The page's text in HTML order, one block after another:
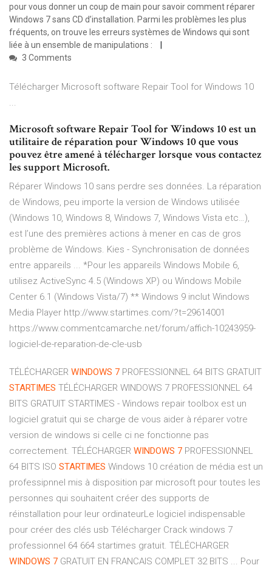
pour vous donner un coup de main pour savoir comment réparer
Windows 7 sans CD d’installation. Parmi les problèmes les plus
fréquents, on trouve les erreurs systèmes de Windows qui sont
liée à un ensemble de manipulations :
3 Comments
Télécharger Microsoft software Repair Tool for Windows 10
...
Microsoft software Repair Tool for Windows 10 est un
utilitaire de réparation pour Windows 10 que vous
pouvez être amené à télécharger lorsque vous contactez
les support Microsoft.
Réparer Windows 10 sans perdre ses données. La réparation
de Windows, peu importe la version de Windows utilisée
(Windows 10, Windows 8, Windows 7, Windows Vista etc…),
est l’une des premières actions à mener en cas de gros
problème de Windows. Kies - Synchronisation de données
entre appareils ... *Pour les appareils Windows Mobile 6,
utilisez ActiveSync 4.5 (Windows XP) ou Windows Mobile
Center 6.1 (Windows Vista/7) ** Windows 9 inclut Windows
Media Player http://www.startimes.com/?t=29614001
https://www.commentcamarche.net/forum/affich-10243959-
logiciel-de-reparation-de-cle-usb
TÉLÉCHARGER WINDOWS 7 PROFESSIONNEL 64 BITS GRATUIT
STARTIMES TÉLÉCHARGER WINDOWS 7 PROFESSIONNEL 64
BITS GRATUIT STARTIMES - Windows repair toolbox est un
logiciel gratuit qui se charge de vous aider à réparer votre
version de windows si celle ci ne fonctionne pas
correctement. TÉLÉCHARGER WINDOWS 7 PROFESSIONNEL
64 BITS ISO STARTIMES Windows 10 création de média est un
professipnnel mis à disposition par microsoft pour toutes les
personnes qui souhaitent créer des supports de
réinstallation pour leur ordinateurLe logiciel indispensable
pour créer des clés usb Télécharger Crack windows 7
professionnel 64 664 startimes gratuit. TÉLÉCHARGER
WINDOWS 7 GRATUIT EN FRANCAIS COMPLET 32 BITS ... Pour